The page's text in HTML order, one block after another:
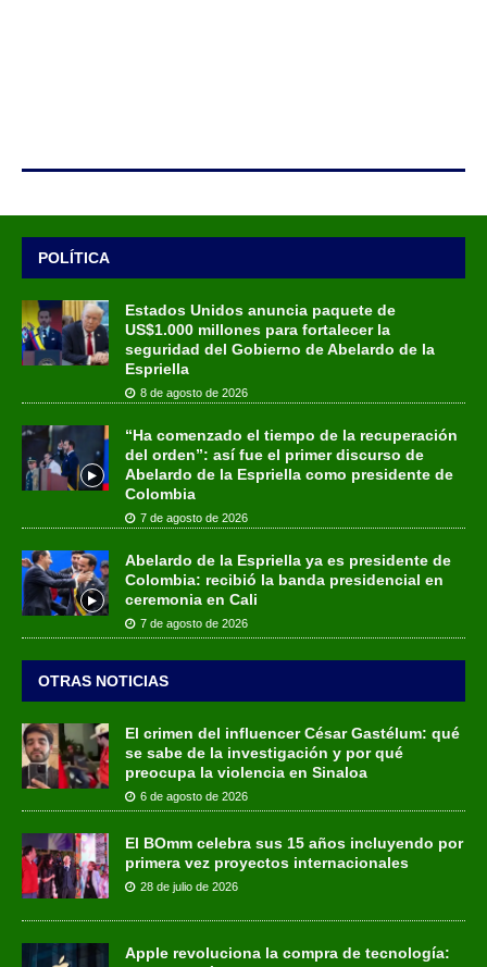
POLÍTICA
Estados Unidos anuncia paquete de
US$1.000 millones para fortalecer la
seguridad del Gobierno de Abelardo de la
Espriella
8 de agosto de 2026
“Ha comenzado el tiempo de la recuperación
del orden”: así fue el primer discurso de
Abelardo de la Espriella como presidente de
Colombia
7 de agosto de 2026
Abelardo de la Espriella ya es presidente de
Colombia: recibió la banda presidencial en
ceremonia en Cali
7 de agosto de 2026
OTRAS NOTICIAS
El crimen del influencer César Gastélum: qué
se sabe de la investigación y por qué
preocupa la violencia en Sinaloa
6 de agosto de 2026
El BOmm celebra sus 15 años incluyendo por
primera vez proyectos internacionales
28 de julio de 2026
Apple revoluciona la compra de tecnología: